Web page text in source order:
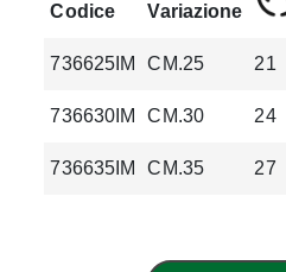
Codice Variazione
736625IM CM.25 21
736630IM CM.30 24
736635IM CM.35 27